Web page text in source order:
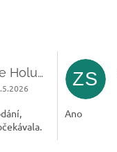
Marie Holubová
obchodu je 5 z 5
ZS
Ano